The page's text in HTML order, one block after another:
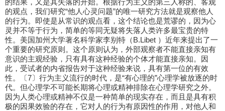
的结果，又是其失落的开始。根据行为主义的第三人称的、客观
的观点，我们研究“他人心灵问题”的唯一研究方法就是观察他人
的行为。即使是从常识的观点看，这个结论也是荒谬的，因为心
灵并不等于行为，简单的等同无疑将失落人类许多最宝贵的特
性。美国加州大学著名科学家李别特（B.Libet ）近年来提出了一
个重要的研究原则。这个原则认为，外部观察者不能直接亲知有
意识的主观经验，只有具有这种经验的个体才能直接亲知。因
此，受试者的内省报告对于这种经验来说，具有第一位的有效
性。〔7〕行为主义流行的时代，是“有心理的”心理学被放逐的时
代。但心理学不可能长期将心理或精神排除在心理学研究之外。
因为人类心理或精神不仅是一种简单的现实存在，而且是具有积
极的因果效验的存在，它对人的行为有原因性的作用，对他人和